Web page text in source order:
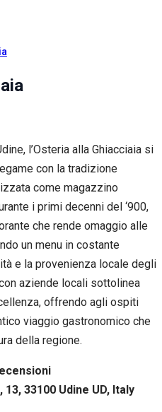
l’Osteria alla Ghiacciaia si
con la tradizione
come magazzino
i primi decenni del ‘900,
che rende omaggio alle
un menu in costante
e la provenienza locale degli
aziende locali sottolinea
offrendo agli ospiti
viaggio gastronomico che
della regione.
ecensioni
33100 Udine UD, Italy